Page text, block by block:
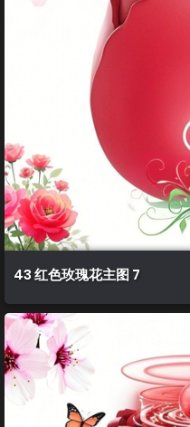
43 红色玫瑰花主图 7